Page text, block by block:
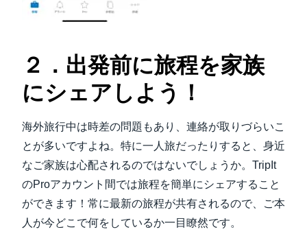
２．出発前に旅程を家族
にシェアしよう！
海外旅行中は時差の問題もあり、連絡が取りづらいこ
とが多いですよね。特に一人旅だったりすると、身近
なご家族は心配されるのではないでしょうか。TripIt
のProアカウント間では旅程を簡単にシェアすること
ができます！常に最新の旅程が共有されるので、ご本
人が今どこで何をしているか一目瞭然です。